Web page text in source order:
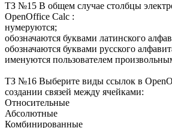
ТЗ №15 В общем случае столбцы
OpenOffice Calc :
нумеруются;
обозначаются буквами латинского
обозначаются буквами русского
именуются пользователем
ТЗ №16 Выберите виды ссылок в
создании связей между ячейками:
Относительные
Абсолютные
Комбинированные